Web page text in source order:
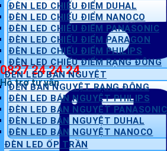
0827 24 24 24
Hỗ trợ tư vấn
ĐÈN LED CHIẾU ĐIỂM DUHAL
ĐÈN LED CHIẾU ĐIỂM NANOCO
ĐÈN LED CHIẾU ĐIỂM PANASONIC
ĐÈN LED CHIẾU ĐIỂM PARAGON
ĐÈN LED CHIẾU ĐIỂM PHILIPS
ĐÈN LED CHIẾU ĐIỂM RẠNG ĐÔNG
ĐÈN LED BÁN NGUYỆT
ĐÈN BÁN NGUYỆT RẠNG ĐÔNG
ĐÈN LED BÁN NGUYỆT PHILIPS
ĐÈN LED BÁN NGUYỆT PANASONIC
ĐÈN LED BÁN NGUYỆT DUHAL
ĐÈN LED BÁN NGUYỆT NANOCO
ĐÈN LED ỐP TRẦN